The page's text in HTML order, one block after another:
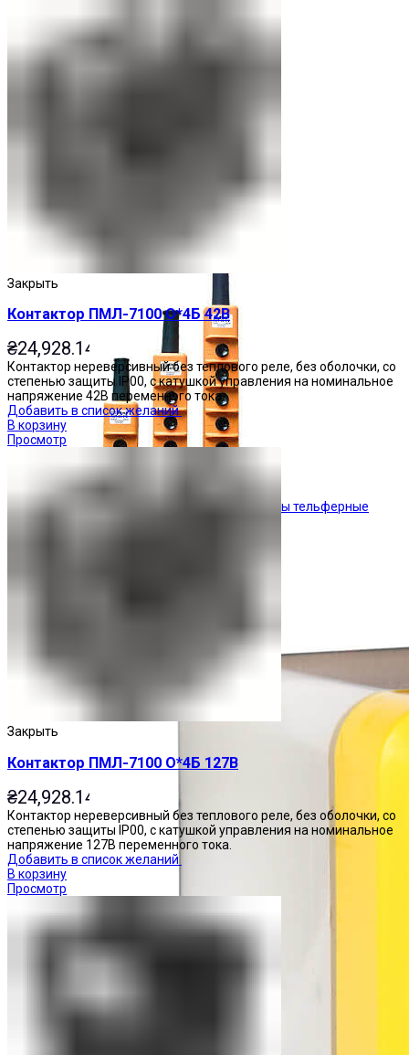
Кнопочные посты
Посты тельферные
Закрыть
Контактор ПМЛ-7100 О*4Б 42В
₴24,928.14
Контактор нереверсивный без теплового реле, без оболочки, со
степенью защиты IP00, с катушкой управления на номинальное
напряжение 42В переменного тока.
Добавить в список желаний
В корзину
Просмотр
Закрыть
Контактор ПМЛ-7100 О*4Б 127В
₴24,928.14
Контактор нереверсивный без теплового реле, без оболочки, со
степенью защиты IP00, с катушкой управления на номинальное
напряжение 127В переменного тока.
Добавить в список желаний
В корзину
Просмотр